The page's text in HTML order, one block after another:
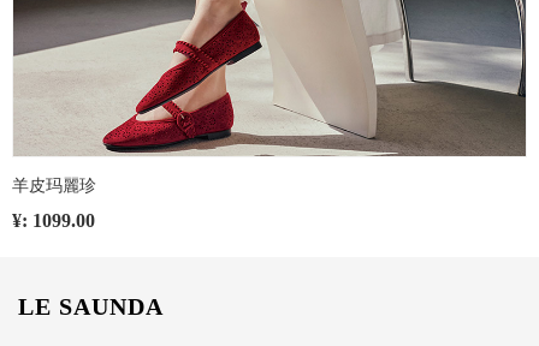
羊皮玛麗珍
¥: 1099.00
LE SAUNDA